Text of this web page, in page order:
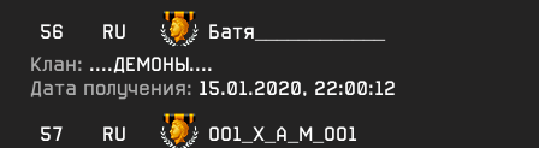
56
RU
Батя____________
Клан: ....ДЕМОНЫ....
Дата получения: 15.01.2020, 22:00:12
57
RU
ОО1_Х_А_М_ОО1